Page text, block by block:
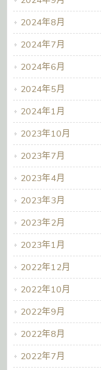
2024年8月
2024年7月
2024年6月
2024年5月
2024年1月
2023年10月
2023年7月
2023年4月
2023年3月
2023年2月
2023年1月
2022年12月
2022年10月
2022年9月
2022年8月
2022年7月